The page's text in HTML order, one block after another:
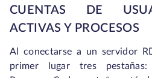
CUENTAS DE
ACTIVAS Y PROCESOS
Al conectarse a un servidor
primer lugar tres